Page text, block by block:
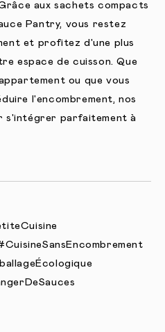
aux sachets compacts
Pantry, vous restez
et profitez d'une plus
espace de cuisson. Que
ou que vous
l'encombrement, nos
s'intégrer parfaitement à